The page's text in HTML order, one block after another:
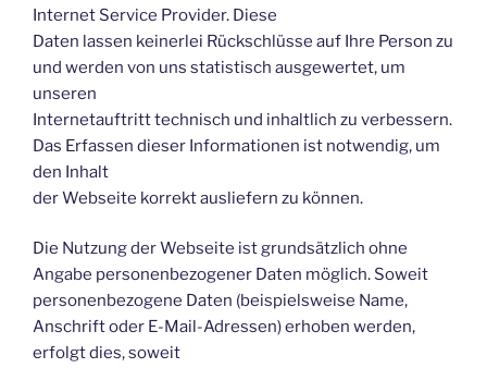
Internet Service Provider. Diese
Daten lassen keinerlei Rückschlüsse auf Ihre Person zu
und werden von uns statistisch ausgewertet, um
unseren
Internetauftritt technisch und inhaltlich zu verbessern.
Das Erfassen dieser Informationen ist notwendig, um
den Inhalt
der Webseite korrekt ausliefern zu können.
Die Nutzung der Webseite ist grundsätzlich ohne
Angabe personenbezogener Daten möglich. Soweit
personenbezogene Daten (beispielsweise Name,
Anschrift oder E-Mail-Adressen) erhoben werden,
erfolgt dies, soweit